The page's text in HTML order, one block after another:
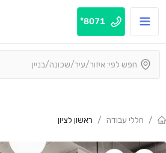
8071*
/ חללי עבודה / ראשון לציון